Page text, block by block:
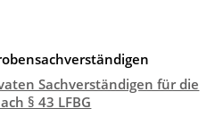
Sachverständigen für die
§ 43 LFBG